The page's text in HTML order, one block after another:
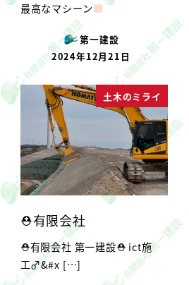
最高なマシーン
第一建設
投稿日
2024年12月21日
土木のミライ
⛑有限会社
⛑有限会社 第一建設⛑ ict施
工‍♂&#x […]